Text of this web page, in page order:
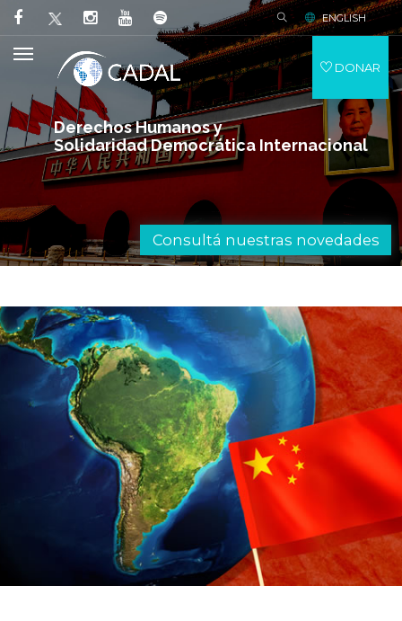
Derechos Humanos y
Solidaridad Democrática Internacional
Consultá nuestras novedades
ENGLISH
DONAR